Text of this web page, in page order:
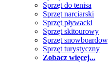
Sprzęt do tenisa
Sprzęt narciarski
Sprzęt pływacki
Sprzęt skitourowy
Sprzęt
Sprzęt turystyczny
Zobacz więcej...